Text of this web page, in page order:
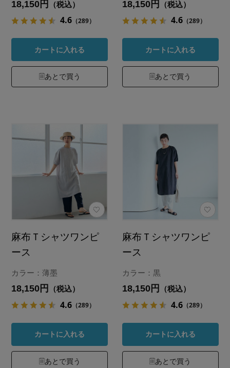
18,150円 （税込）
4.6 （289）
カートに入れる
あとで買う
18,150円 （税込）
4.6 （289）
カートに入れる
あとで買う
麻布Ｔシャツワンピ
ース
カラー：薄墨
18,150円 （税込）
4.6 （289）
カートに入れる
あとで買う
麻布Ｔシャツワンピ
ース
カラー：黒
18,150円 （税込）
4.6 （289）
カートに入れる
あとで買う